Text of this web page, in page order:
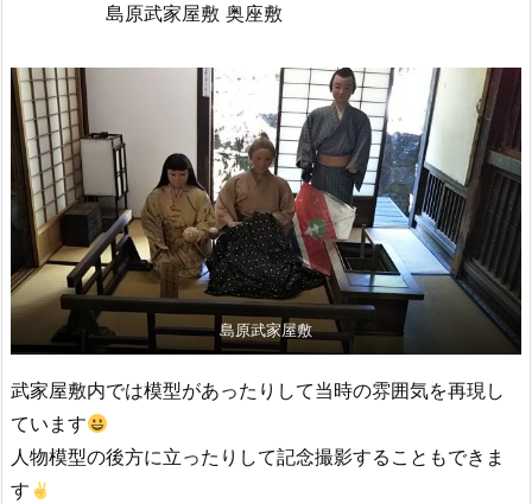
島原武家屋敷 奥座敷
島原武家屋敷
武家屋敷内では模型があったりして当時の雰囲気を再現し
ています
人物模型の後方に立ったりして記念撮影することもできま
す